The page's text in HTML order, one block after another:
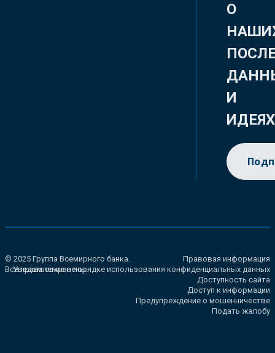
О
И
ИДЕЯХ
© 2025 Группа Всемирного банка.
Все права сохранены.
Правовая информация
Уведомление о порядке использования конфиденциальных данных
Доступность сайта
Доступ к информации
Предупреждение о мошенничестве
Подать жалобу